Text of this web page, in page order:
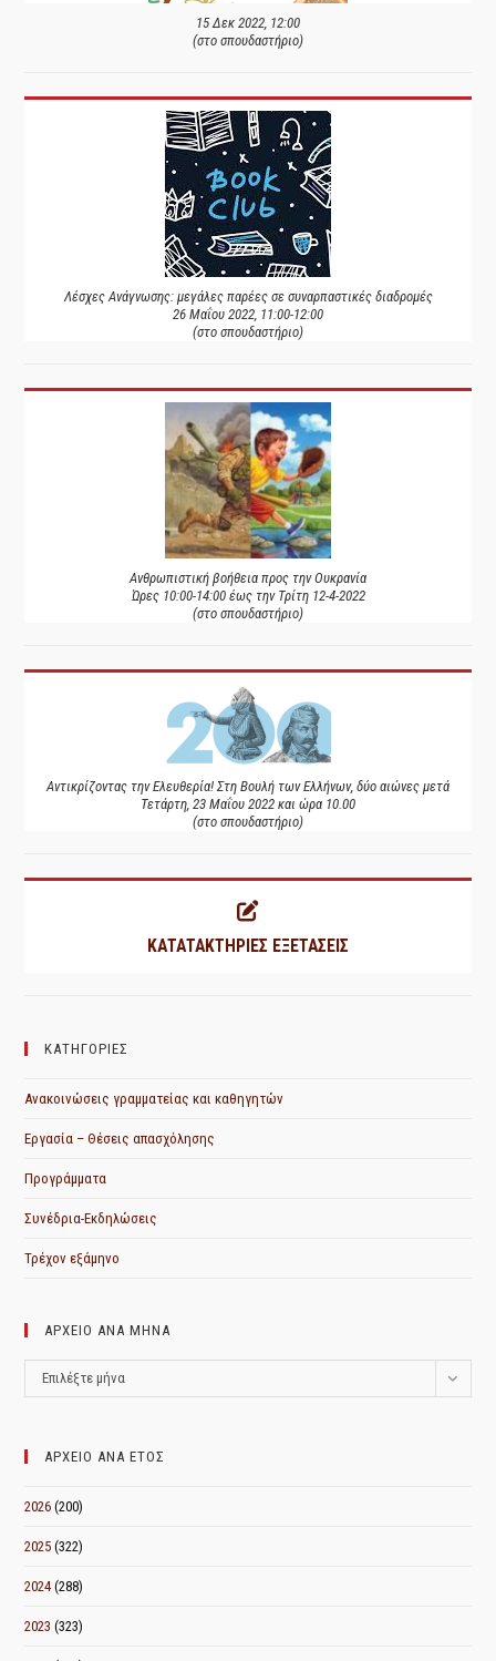
15 Δεκ 2022, 12:00
(στο σπουδαστήριο)
Λέσχες Ανάγνωσης: μεγάλες παρέες σε συναρπαστικές διαδρομές
26 Μαΐου 2022, 11:00-12:00
(στο σπουδαστήριο)
Ανθρωπιστική βοήθεια προς την Ουκρανία
Ώρες 10:00-14:00 έως την Τρίτη 12-4-2022
(στο σπουδαστήριο)
Αντικρίζοντας την Ελευθερία! Στη Βουλή των Ελλήνων, δύο αιώνες μετά
Τετάρτη, 23 Μαΐου 2022 και ώρα 10.00
(στο σπουδαστήριο)
ΚΑΤΑΤΑΚΤΗΡΙΕΣ ΕΞΕΤΑΣΕΙΣ
ΚΑΤΗΓΟΡΙΕΣ
Ανακοινώσεις γραμματείας και καθηγητών
Εργασία – Θέσεις απασχόλησης
Προγράμματα
Συνέδρια-Εκδηλώσεις
Τρέχον εξάμηνο
ΑΡΧΕΙΟ ΑΝΑ ΜΗΝΑ
ΑΡΧΕΙΟ
ΑΝΑ
Επιλέξτε μήνα
ΑΡΧΕΙΟ ΑΝΑ ΕΤΟΣ
2026 (200)
2025 (322)
2024 (288)
2023 (323)